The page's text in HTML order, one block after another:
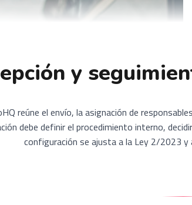
y
reúne el envío, la asignación de
debe definir el procedimiento interno,
configuración se ajusta a la Ley 2/2023